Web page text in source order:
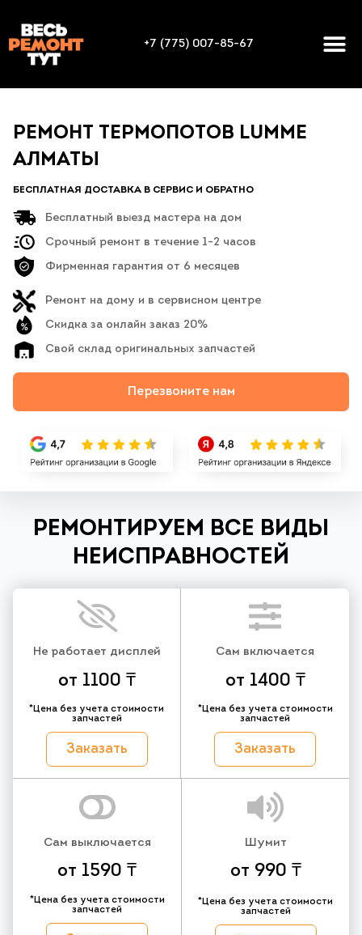
+7 (775) 007-85-67
РЕМОНТ ТЕРМОПОТОВ LUMME
АЛМАТЫ
БЕСПЛАТНАЯ ДОСТАВКА В СЕРВИС И ОБРАТНО
Бесплатный выезд мастера на дом
Срочный ремонт в течение 1-2 часов
Фирменная гарантия от 6 месяцев
Ремонт на дому и в сервисном центре
Скидка за онлайн заказ 20%
Свой склад оригинальных запчастей
Перезвоните нам
РЕМОНТИРУЕМ ВСЕ ВИДЫ
НЕИСПРАВНОСТЕЙ
Не работает дисплей
от 1100 ₸
*Цена без учета стоимости
запчастей
Заказать
Сам включается
от 1400 ₸
*Цена без учета стоимости
запчастей
Заказать
Сам выключается
от 1590 ₸
*Цена без учета стоимости
запчастей
Шумит
от 990 ₸
*Цена без учета стоимости
запчастей